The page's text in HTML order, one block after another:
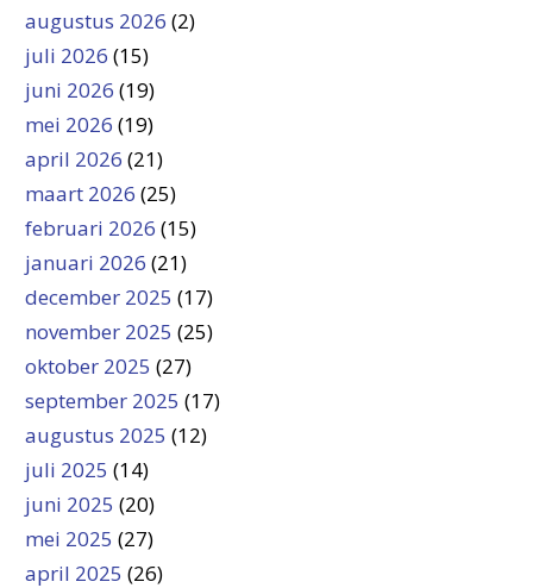
augustus 2026 (2)
juli 2026 (15)
juni 2026 (19)
mei 2026 (19)
april 2026 (21)
maart 2026 (25)
februari 2026 (15)
januari 2026 (21)
december 2025 (17)
november 2025 (25)
oktober 2025 (27)
september 2025 (17)
augustus 2025 (12)
juli 2025 (14)
juni 2025 (20)
mei 2025 (27)
april 2025 (26)